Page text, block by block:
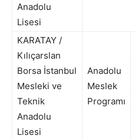
Anadolu
Lisesi
KARATAY /
Kılıçarslan
Borsa İstanbul
Mesleki ve
Teknik
Anadolu
Lisesi
Anadolu
Meslek
Programı